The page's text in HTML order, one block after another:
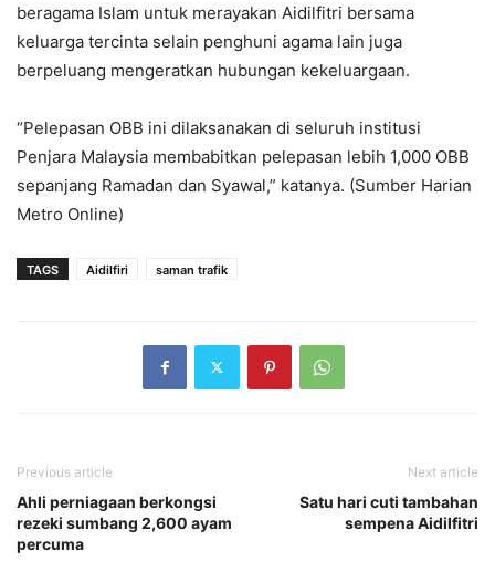
beragama Islam untuk merayakan Aidilfitri bersama
keluarga tercinta selain penghuni agama lain juga
berpeluang mengeratkan hubungan kekeluargaan.
“Pelepasan OBB ini dilaksanakan di seluruh institusi
Penjara Malaysia membabitkan pelepasan lebih 1,000 OBB
sepanjang Ramadan dan Syawal,” katanya. (Sumber Harian
Metro Online)
TAGS Aidilfiri saman trafik
Previous article
Ahli perniagaan berkongsi
rezeki sumbang 2,600 ayam
percuma
Next article
Satu hari cuti tambahan
sempena Aidilfitri